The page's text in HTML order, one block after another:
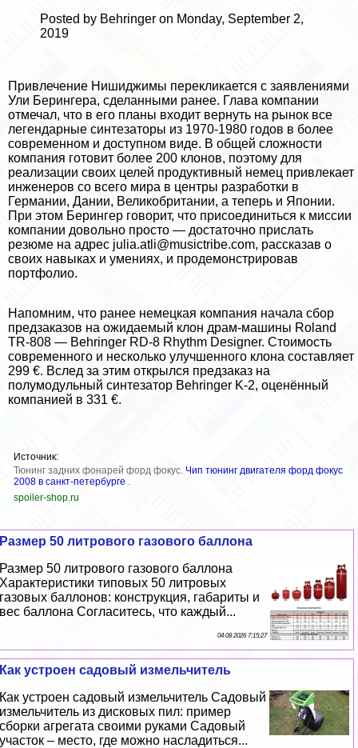
Источник:
Тюнинг задних фонарей форд фокус. Чип тюнинг двигателя форд фокус
2008 в санкт-петербурге
spoiler-shop.ru
Posted by Behringer on Monday, September 2,
2019
Привлечение Нишиджимы перекликается с заявлениями
Ули Берингера, сделанными ранее. Глава компании
отмечал, что в его планы входит вернуть на рынок все
легендарные синтезаторы из 1970-1980 годов в более
современном и доступном виде. В общей сложности
компания готовит более 200 клонов, поэтому для
реализации своих целей продуктивный немец привлекает
инженеров со всего мира в центры разработки в
Германии, Дании, Великобритании, а теперь и Японии.
При этом Берингер говорит, что присоединиться к миссии
компании довольно просто — достаточно прислать
резюме на адрес julia.atli@musictribe.com, рассказав о
своих навыках и умениях, и продемонстрировав
портфолио.
Напомним, что ранее немецкая компания начала сбор
предзаказов на ожидаемый клон драм-машины Roland
TR-808 — Behringer RD-8 Rhythm Designer. Стоимость
современного и несколько улучшенного клона составляет
299 €. Вслед за этим открылся предзаказ на
полумодульный синтезатор Behringer K-2, оценённый
компанией в 331 €.
Размер 50 литрового газового баллона
Размер 50 литрового газового баллона
Хаpaктеристики типовых 50 литровых
газовых баллонов: конструкция, габариты и
вес баллона Согласитесь, что каждый...
04 08 2026 7:15:27
Как устроен садовый измельчитель
Как устроен садовый измельчитель Садовый
измельчитель из дисковых пил: пример
сборки агрегата своими руками Садовый
участок – место, где можно насладиться...